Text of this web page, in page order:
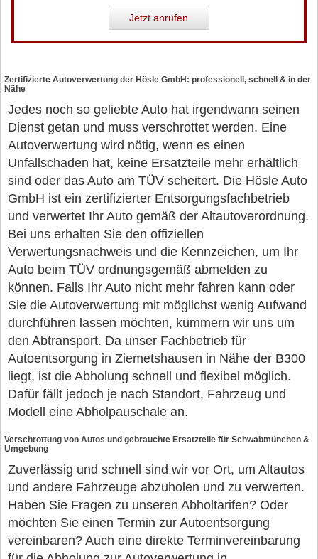
Jetzt anrufen
Zertifizierte Autoverwertung der Hösle GmbH: professionell, schnell & in der
Nähe
Jedes noch so geliebte Auto hat irgendwann seinen
Dienst getan und muss verschrottet werden. Eine
Autoverwertung wird nötig, wenn es einen
Unfallschaden hat, keine Ersatzteile mehr erhältlich
sind oder das Auto am TÜV scheitert. Die Hösle Auto
GmbH ist ein zertifizierter Entsorgungsfachbetrieb
und verwertet Ihr Auto gemäß der Altautoverordnung.
Bei uns erhalten Sie den offiziellen
Verwertungsnachweis und die Kennzeichen, um Ihr
Auto beim TÜV ordnungsgemäß abmelden zu
können. Falls Ihr Auto nicht mehr fahren kann oder
Sie die Autoverwertung mit möglichst wenig Aufwand
durchführen lassen möchten, kümmern wir uns um
den Abtransport. Da unser Fachbetrieb für
Autoentsorgung in Ziemetshausen in Nähe der B300
liegt, ist die Abholung schnell und flexibel möglich.
Dafür fällt jedoch je nach Standort, Fahrzeug und
Modell eine Abholpauschale an.
Verschrottung von Autos und gebrauchte Ersatzteile für Schwabmünchen &
Umgebung
Zuverlässig und schnell sind wir vor Ort, um Altautos
und andere Fahrzeuge abzuholen und zu verwerten.
Haben Sie Fragen zu unseren Abholtarifen? Oder
möchten Sie einen Termin zur Autoentsorgung
vereinbaren? Auch eine direkte Terminvereinbarung